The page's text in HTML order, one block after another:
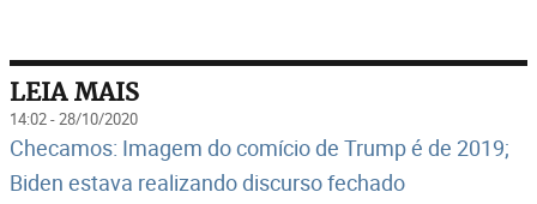
LEIA MAIS
14:02 - 28/10/2020
Checamos: Imagem do comício de Trump é de 2019;
Biden estava realizando discurso fechado